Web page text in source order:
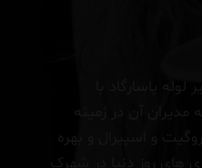
پاسارگاد با
مدیران آن در زمینه
و اسپیرال و بهره
های روز دنیا در شهرک